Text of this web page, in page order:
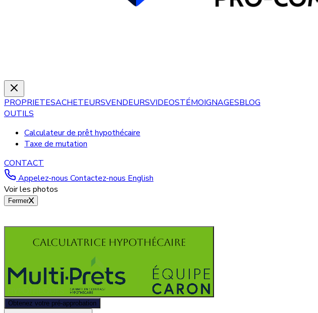
PROPRIETESACHETEURSVENDEURSVIDEOSTÉMOIGNAGESBLOG
OUTILS
Calculateur de prêt hypothécaire
Taxe de mutation
CONTACT
Appelez-nous Contactez-nous English
Voir les photos
Fermer
Calculatrice hypothécaire
Obtenez votre pré-approbation